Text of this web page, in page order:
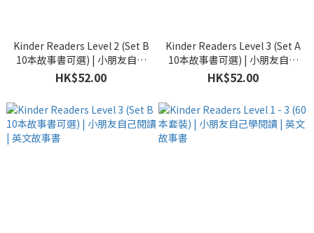
Kinder Readers Level 2 (Set B
10本故事書可選) | 小朋友自己
閱讀 | 英文故事書
HK$52.00
Kinder Readers Level 3 (Set A
10本故事書可選) | 小朋友自己
閱讀 | 英文故事書
HK$52.00